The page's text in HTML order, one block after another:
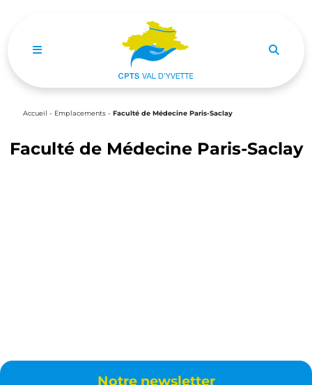
Ouvrir le menu de navigation mobile
Accueil - Emplacements - Faculté de Médecine Paris-Saclay
Faculté de Médecine Paris-Saclay
Notre newsletter